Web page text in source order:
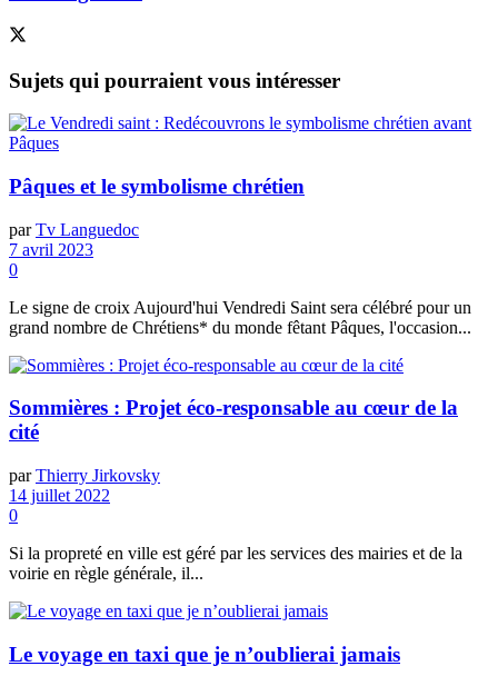
Sujets qui pourraient vous intéresser
Pâques et le symbolisme chrétien
par Tv Languedoc
7 avril 2023
0
Le signe de croix Aujourd'hui Vendredi Saint sera célébré pour un
grand nombre de Chrétiens* du monde fêtant Pâques, l'occasion...
Sommières : Projet éco-responsable au cœur de la
cité
par Thierry Jirkovsky
14 juillet 2022
0
Si la propreté en ville est géré par les services des mairies et de la
voirie en règle générale, il...
Le voyage en taxi que je n’oublierai jamais